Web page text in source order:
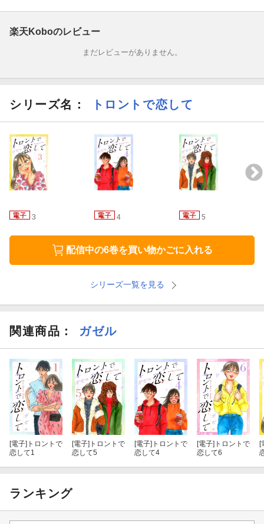
楽天Koboのレビュー
まだレビューがありません。
シリーズ名： トロントで恋して
3 4 5
配信中の6巻を買い物かごに入れる
シリーズ一覧を見る
関連商品 ： ガゼル
[電子] トロントで
恋して1
[電子] トロントで
恋して5
[電子] トロントで
恋して4
[電子] トロントで
恋して6
[
ランキング